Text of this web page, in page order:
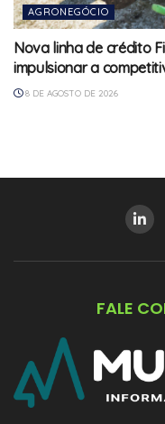
AGRONEGÓCIO
Nova linha de crédito
impulsionar a
8 DE AGOSTO DE 2026
FALE